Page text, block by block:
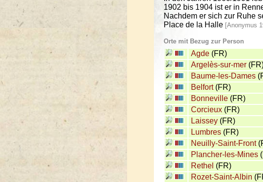
1902 bis 1904 ist er in
Nachdem er sich zur Ruhe
Place de la Halle [Anonymus
Orte mit Bezug zur Person
Agde (FR)
Argelès-sur-mer
Baume-les-Dames
Belfort(FR)
Bonneville (FR)
Corcieux (FR)
Laissey (FR)
Lumbres (FR)
Neuilly-Saint-Front
Plancher-les-Mines
Rethel (FR)
Rozet-Saint-Albin